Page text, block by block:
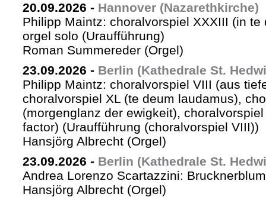
20.09.2026 - Hannover (Nazarethkirche)
Philipp Maintz: choralvorspiel XXXIII (in te
orgel solo (Uraufführung)
Roman Summereder (Orgel)
23.09.2026 - Berlin (Kathedrale St.
Philipp Maintz: choralvorspiel VIII (aus
choralvorspiel XL (te deum laudamus),
(morgenglanz der ewigkeit),
factor) (Uraufführung (choralvorspiel VIII))
Hansjörg Albrecht (Orgel)
23.09.2026 - Berlin (Kathedrale St.
Andrea Lorenzo Scartazzini:
Hansjörg Albrecht (Orgel)